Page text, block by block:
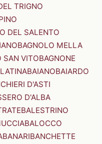
TRIGNO
DEL SALENTO
BAGNOLO MELLA
SAN VITOBAGNONE
BAIANOBAIARDO
D'ASTI
D'ALBA
BALESTRINO
BALOCCO
BANARIBANCHETTE